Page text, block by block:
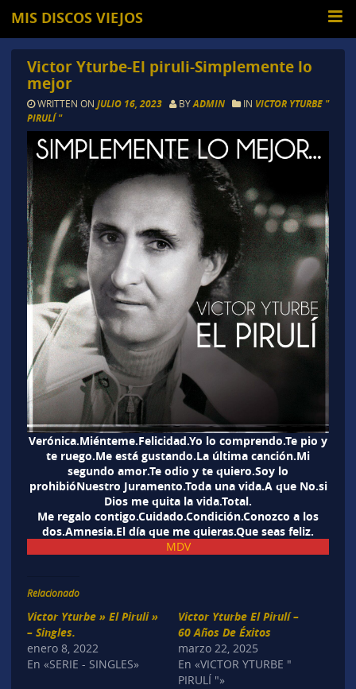
MIS DISCOS VIEJOS
Victor Yturbe-El piruli-Simplemente lo
mejor
WRITTEN ON JULIO 16, 2023 BYADMIN IN VICTOR YTURBE "
PIRULÍ "
Verónica.Miénteme.Felicidad.Yo lo comprendo.Te pio y
te ruego.Me está gustando.La última canción.Mi
segundo amor.Te odio y te quiero.Soy lo
prohibióNuestro Juramento.Toda una vida.A que No.si
Dios me quita la vida.Total.
Me regalo contigo.Cuidado.Condición.Conozco a los
dos.Amnesia.El día que me quieras.Que seas feliz.
MDV
Relacionado
Victor Yturbe » El Piruli »
– Singles.
enero 8, 2022
En «SERIE - SINGLES»
Victor Yturbe El Pirulí –
60 Años De Éxitos
marzo 22, 2025
En «VICTOR YTURBE "
PIRULÍ "»